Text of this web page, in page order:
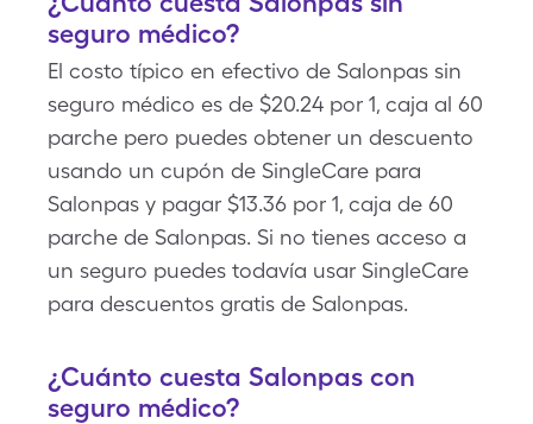
seguro médico?
El costo típico en efectivo de Salonpas sin
seguro médico es de $20.24 por 1, caja al 60
parche pero puedes obtener un descuento
usando un cupón de SingleCare para
Salonpas y pagar $13.36 por 1, caja de 60
parche de Salonpas. Si no tienes acceso a
un seguro puedes todavía usar SingleCare
para descuentos gratis de Salonpas.
¿Cuánto cuesta Salonpas con
seguro médico?